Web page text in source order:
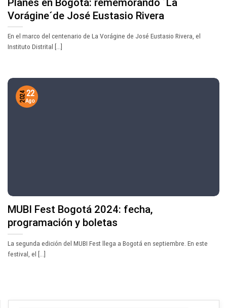
Vorágine´de José Eustasio Rivera
En el marco del centenario de La Vorágine de José Eustasio Rivera, el
Instituto Distrital [...]
MUBI Fest Bogotá 2024: fecha,
programación y boletas
La segunda edición del MUBI Fest llega a Bogotá en septiembre. En este
festival, el [...]
22
Ago
2024